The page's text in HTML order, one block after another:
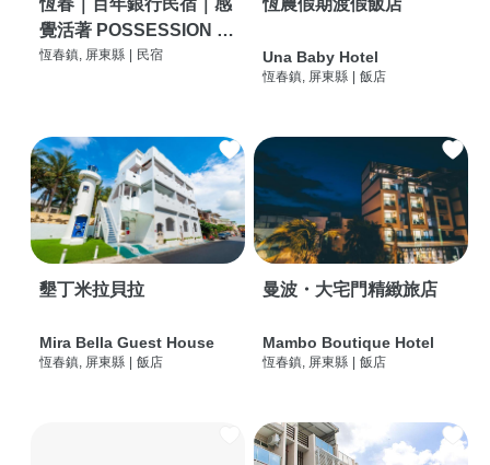
恆春｜百年銀行民宿｜感
覺活著 POSSESSION |
背包客棧 | 恆春必住特色
恆春鎮, 屏東縣 民宿
恆農假期渡假飯店
Una Baby Hotel
恆春鎮, 屏東縣 飯店
墾丁米拉貝拉
Mira Bella Guest House
恆春鎮, 屏東縣 飯店
曼波・大宅門精緻旅店
Mambo Boutique Hotel
恆春鎮, 屏東縣 飯店